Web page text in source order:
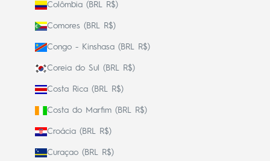
Colômbia (BRL R$)
Comores (BRL R$)
Congo - Kinshasa (BRL R$)
Coreia do Sul (BRL R$)
Costa Rica (BRL R$)
Costa do Marfim (BRL R$)
Croácia (BRL R$)
Curaçao (BRL R$)